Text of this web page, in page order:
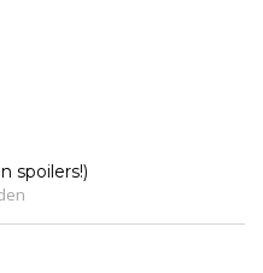
spoilers!)